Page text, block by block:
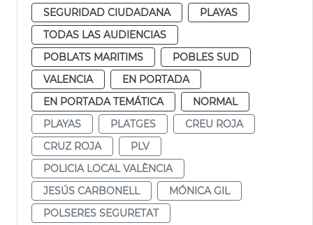
SEGURIDAD CIUDADANA
PLAYAS
TODAS LAS AUDIENCIAS
POBLATS MARITIMS
POBLES SUD
VALENCIA
EN PORTADA
EN PORTADA TEMÁTICA
NORMAL
PLAYAS
PLATGES
CREU ROJA
CRUZ ROJA
PLV
POLICIA LOCAL VALÈNCIA
JESÚS CARBONELL
MÓNICA GIL
POLSERES SEGURETAT